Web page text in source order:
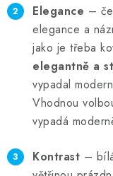
Elegance –
elegance a
jako je třeba
elegantně a
vypadal
Vhodnou
vypadá
Kontrast –